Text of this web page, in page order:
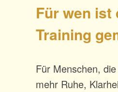
Für wen ist
Training
Für Menschen,
mehr Ruhe,